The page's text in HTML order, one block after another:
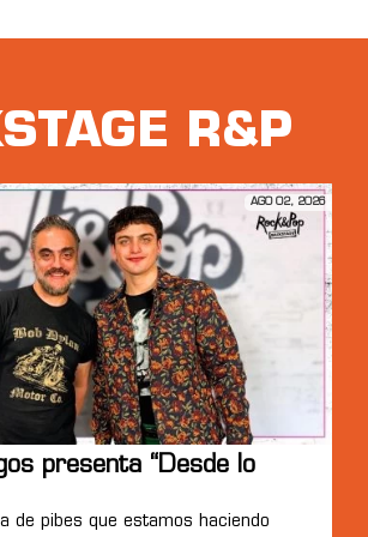
R&P
AGO 02, 2026
presenta “Desde lo
de pibes que estamos haciendo